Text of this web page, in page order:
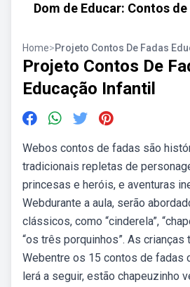
Dom de Educar: Contos de
Home>Projeto Contos De Fadas
Projeto Contos De
Educação Infantil
Webos contos de fadas são
tradicionais repletas de
princesas e heróis, e aventuras
Webdurante a aula, serão
clássicos, como “cinderela”,
“os três porquinhos”. As crianças
Webentre os 15 contos de fadas
lerá a seguir, estão chapeuzinho